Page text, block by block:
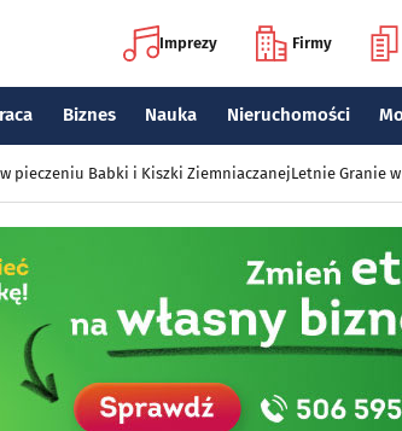
Imprezy Firmy
Biznes Nauka Nieruchomości
pieczeniu Babki i Kiszki ZiemniaczanejLetnie Granie